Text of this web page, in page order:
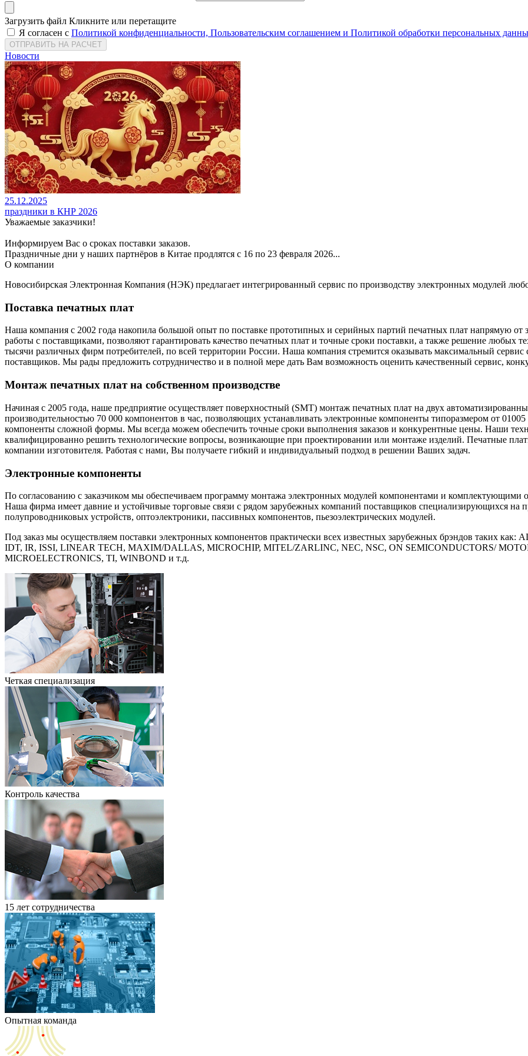
Загрузить файл Кликните или перетащите
Я согласен с Политикой конфиденциальности, Пользовательским соглашением и Политикой обработки персональных
Новости
25.12.2025
праздники в КНР 2026
Уважаемые заказчики!
Информируем Вас о сроках поставки заказов.
Праздничные дни у наших партнёров в Китае продлятся с 16 по 23 февраля 2026...
О компании
Новосибирская Электронная Компания (НЭК) предлагает интегрированный сервис по производству электронных модулей
Поставка печатных плат
Наша компания с 2002 года накопила большой опыт по поставке прототипных и серийных партий печатных плат напрямую от
работы с поставщиками, позволяют гарантировать качество печатных плат и точные сроки поставки, а также решение любых
тысячи различных фирм потребителей, по всей территории России. Наша компания стремится оказывать максимальный
поставщиков. Мы рады предложить сотрудничество и в полной мере дать Вам возможность оценить качественный сервис,
Монтаж печатных плат на собственном производстве
Начиная с 2005 года, наше предприятие осуществляет поверхностный (SMT) монтаж печатных плат на двух
производительностью 70 000 компонентов в час, позволяющих устанавливать электронные компоненты типоразмером от
компоненты сложной формы. Мы всегда можем обеспечить точные сроки выполнения заказов и конкурентные цены. Наши
квалифицированно решить технологические вопросы, возникающие при проектировании или монтаже изделий. Печатные
компании изготовителя. Работая с нами, Вы получаете гибкий и индивидуальный подход в решении Ваших задач.
Электронные компоненты
По согласованию с заказчиком мы обеспечиваем программу монтажа электронных модулей компонентами и комплектующими
Наша фирма имеет давние и устойчивые торговые связи с рядом зарубежных компаний поставщиков специализирующихся на
полупроводниковых устройств, оптоэлектроники, пассивных компонентов, пьезоэлектрических модулей.
Под заказ мы осуществляем поставки электронных компонентов практически всех известных зарубежных брэндов таких
IDT, IR, ISSI, LINEAR TECH, MAXIM/DALLAS, MICROCHIP, MITEL/ZARLINC, NEC, NSC, ON SEMICONDUCTORS/
MICROELECTRONICS, TI, WINBOND и т.д.
Четкая специализация
Контроль качества
15 лет сотрудничества
Опытная команда